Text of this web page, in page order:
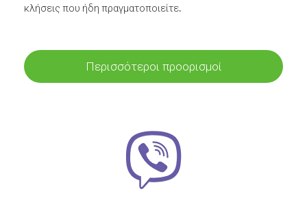
κλήσεις που ήδη πραγματοποιείτε.
Περισσότεροι προορισμοί